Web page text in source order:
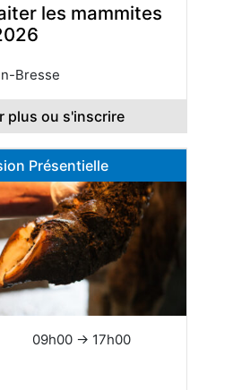
les mammites
Bresse
plus ou s'inscrire
Présentielle
09h00 → 17h00